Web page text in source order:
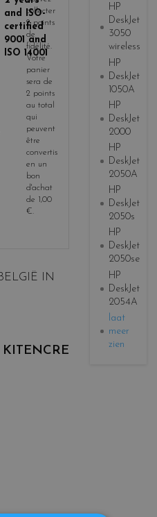
and ISO-
certified
9001 and
ISO 14001
collecter
2points
de
fidélité.
Votre
panier
sera de
2 points
au total
qui
peuvent
être
convertis
en un
bon
d'achat
de 1,00
€.
IN
HP
DeskJet
3050
wireless
HP
DeskJet
1050A
HP
DeskJet
2000
HP
DeskJet
2050A
HP
DeskJet
2050s
HP
DeskJet
2050se
HP
DeskJet
2054A
laat
meer
zien